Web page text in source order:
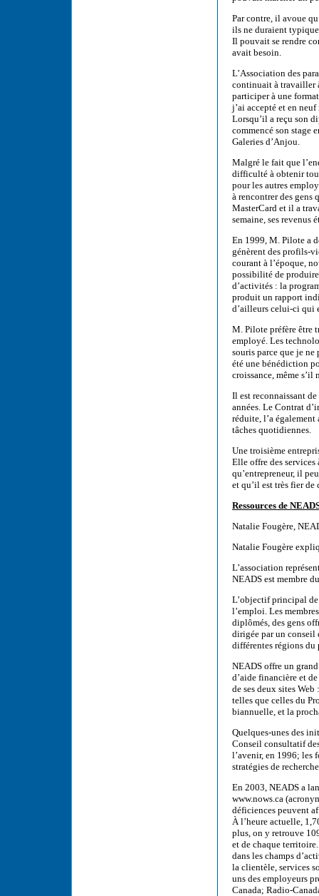
Par contre, il avoue
ils ne duraient
Il pouvait se rendre
avait besoin.
L’Association des
continuait à travailler
participer à une
j’ai accepté et en
Lorsqu’il a reçu son
commencé son stage
Galeries d’Anjou.
Malgré le fait que
difficulté à obtenir
pour les autres
à rencontrer des
MasterCard et il a
semaine, ses revenus
En 1999, M. Pilote a
génèrent des profils-
courant à l’époque,
possibilité de
d’activités : la
produit un rapport
d’ailleurs celui-ci qui
M. Pilote préfère être
employé. Les
souris parce que je
été une bénédiction
croissance, même s’il
Il est reconnaissant
années. Le Contrat
réduite, l’a
tâches quotidiennes.
Une troisième
Elle offre des
qu’entrepreneur, il
et qu’il est très fier
Ressources de
Natalie Fougère,
Natalie Fougère
L’association
NEADS est membre
L’objectif principal de
l’emploi. Les
diplômés, des gens
dirigée par un conseil
différentes régions du
NEADS offre un
d’aide financière et
de ses deux sites Web
telles que celles du
biannuelle, et la
Quelques-unes des
Conseil consultatif
l’avenir, en 1996; les
stratégies de
En 2003, NEADS a
www.nows.ca
déficiences peuvent
À l’heure actuelle,
plus, on y retrouve
et de chaque
dans les champs
la clientèle, services
uns des employeurs
Canada; Radio-